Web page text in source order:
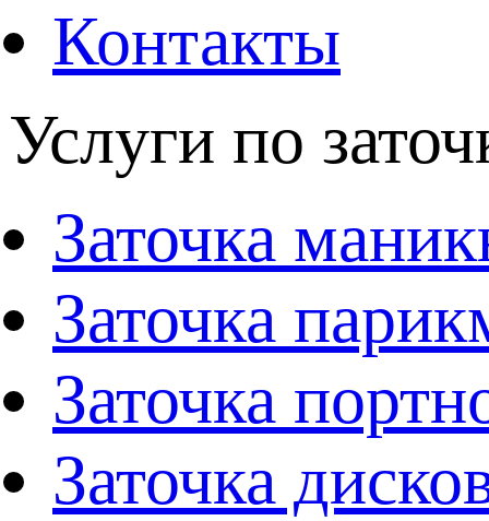
Контакты
Услуги по
Заточка
Заточка
Заточка
Заточка